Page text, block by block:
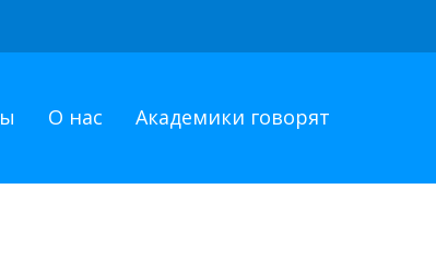
О нас Академики говорят